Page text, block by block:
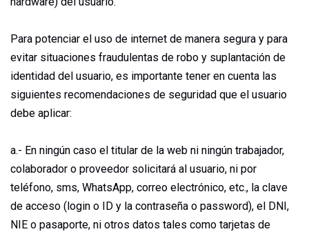
Para potenciar el uso de internet de manera segura y para
evitar situaciones fraudulentas de robo y suplantación de
identidad del usuario, es importante tener en cuenta las
siguientes recomendaciones de seguridad que el usuario
debe aplicar:
a.- En ningún caso el titular de la web ni ningún trabajador,
colaborador o proveedor solicitará al usuario, ni por
teléfono, sms, WhatsApp, correo electrónico, etc., la clave
de acceso (login o ID y la contraseña o password), el DNI,
NIE o pasaporte, ni otros datos tales como tarjetas de